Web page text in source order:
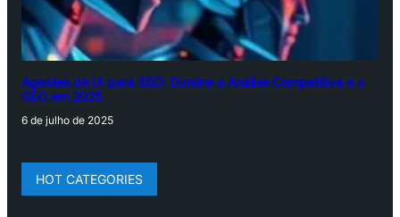
Agentes de IA para SEO: Domine a Análise Competitiva e o
GEO em 2025
6 de julho de 2025
HOT CATEGORIES